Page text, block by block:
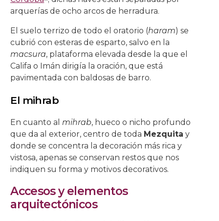
Patio de los Gatos
Patio de los Jardineros
Patio del Pozo
Pasión
La Caridad
La Sagrada Cena
La Soledad
Los Dolores
C/ San Basilio, 22.
C/ San Basilio, 44 (antes 50).
C/ Siete Revueltas, 1
C/ Tinte, 9.
C/ Pozanco, 21.
C/ San Juan de Palomares, 11.
C/ Zarco, 15.
arquerías de ocho arcos de herradura.
El suelo terrizo de todo el oratorio (haram) se
cubrió con esteras de esparto, salvo en la
macsura, plataforma elevada desde la que el
Califa o Imán dirigía la oración, que está
pavimentada con baldosas de barro.
El mihrab
En cuanto almihrab, hueco o nicho profundo
que da al exterior, centro de toda Mezquita y
donde se concentra la decoración más rica y
vistosa, apenas se conservan restos que nos
indiquen su forma y motivos decorativos.
Accesos y elementos
arquitectónicos